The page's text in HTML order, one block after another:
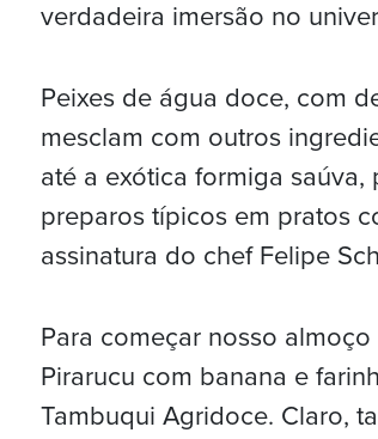
verdadeira imersão no
Peixes de água doce, com
mesclam com outros
até a exótica formiga
preparos típicos em pratos
assinatura do chef Felipe
Para começar nosso
Pirarucu com banana e
Tambuqui Agridoce. Claro,